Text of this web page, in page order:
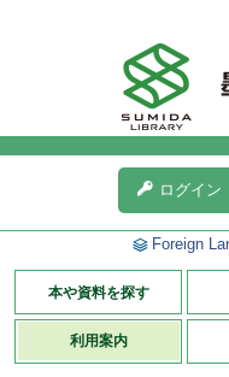
ログイン
Foreign
本や資料を探す
利用案内